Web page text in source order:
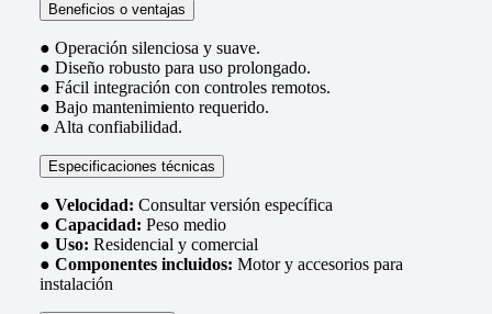
Beneficios o ventajas
● Operación silenciosa y suave.
● Diseño robusto para uso prolongado.
● Fácil integración con controles remotos.
● Bajo mantenimiento requerido.
● Alta confiabilidad.
Especificaciones técnicas
● Velocidad: Consultar versión específica
● Capacidad: Peso medio
● Uso: Residencial y comercial
● Componentes incluidos: Motor y accesorios para
instalación